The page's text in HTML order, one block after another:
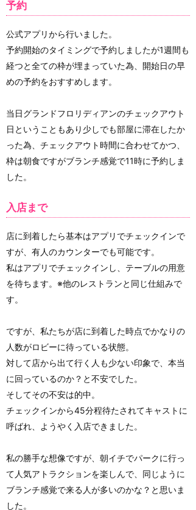
予約
公式アプリから行いました。
予約開始のタイミングで予約しましたが1週間も
経つと全ての枠が埋まっていた為、開始日の早
めの予約をおすすめします。
当日グランドフロリディアンのチェックアウト
日ということもあり少しでも部屋に滞在したか
った為、チェックアウト時間に合わせてかつ、
枠は朝食ですがブランチ感覚で11時に予約しま
した。
入店まで
店に到着したら基本はアプリでチェックインで
すが、有人のカウンターでも可能です。
私はアプリでチェックインし、テーブルの用意
を待ちます。※他のレストランと同じ仕組みで
す。
ですが、私たちが店に到着した時点でかなりの
人数がロビーに待っている状態。
対して店から出て行く人も少ない印象で、本当
に回っているのか？と不安でした。
そしてその不安は的中。
チェックインから45分程待たされてキャストに
呼ばれ、ようやく入店できました。
私の勝手な想像ですが、朝イチでパークに行っ
て人気アトラクションを楽しんで、同じように
ブランチ感覚で来る人が多いのかな？と思いま
した。